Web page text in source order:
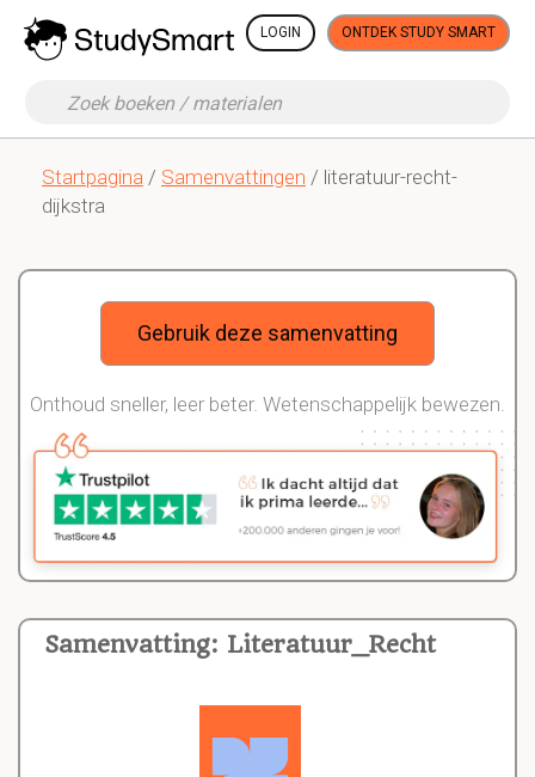
LOGIN ONTDEK STUDY SMART
Startpagina / Samenvattingen / literatuur-recht-
dijkstra
Samenvatting: Literatuur_Recht
Gebruik deze samenvatting
Onthoud sneller, leer beter. Wetenschappelijk bewezen.